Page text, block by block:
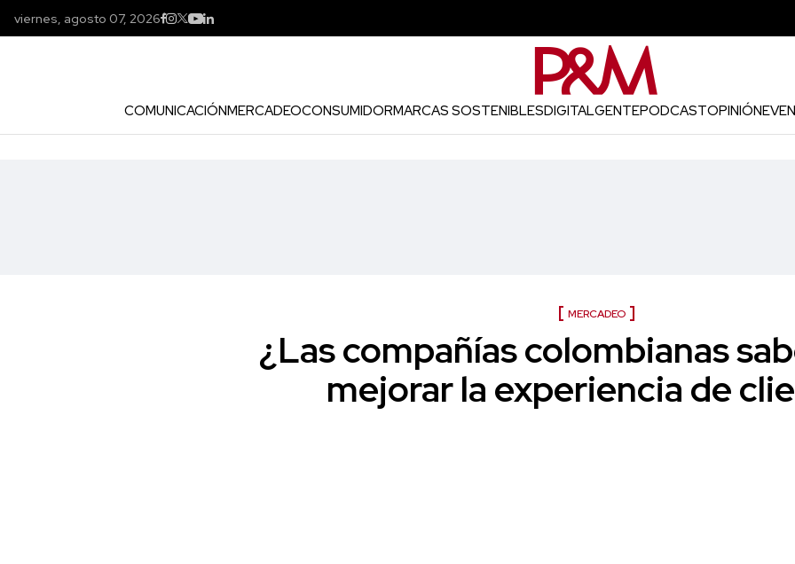
viernes, agosto 07, 2026
COMUNICACIÓNMERCADEOCONSUMIDORMARCAS SOSTENIBLESDIGITALGENTEPODCASTOPINIÓN
MERCADEO
¿Las compañías colombianas
mejorar la experiencia de